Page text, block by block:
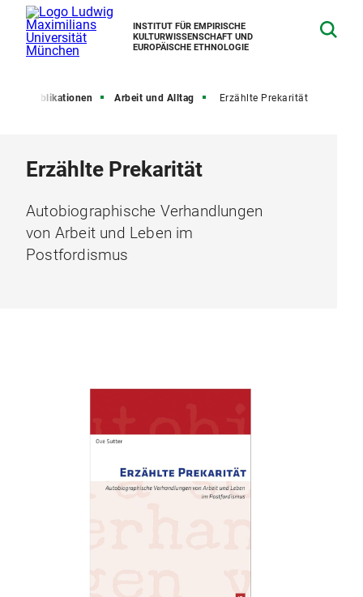
INSTITUT FÜR EMPIRISCHE
KULTURWISSENSCHAFT UND
EUROPÄISCHE ETHNOLOGIE
Publikationen Arbeit und Alltag Erzählte Prekarität
Erzählte Prekarität
Autobiographische Verhandlungen
von Arbeit und Leben im
Postfordismus